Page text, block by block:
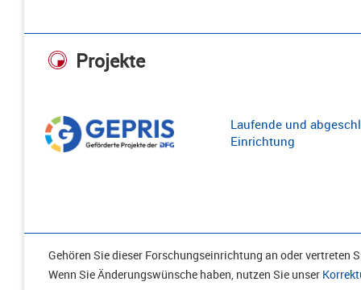
Projekte
Laufende und
Einrichtung
Gehören Sie dieser Forschungseinrichtung an oder vertreten
Wenn Sie Änderungswünsche haben, nutzen Sie unser